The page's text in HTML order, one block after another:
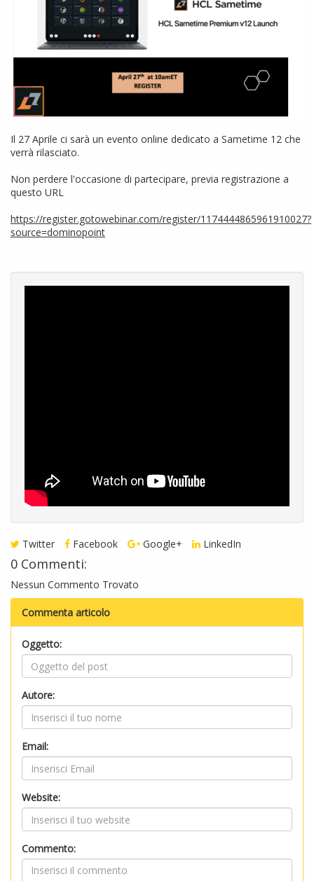
Il 27 Aprile ci sarà un evento online dedicato a Sametime 12 che
verrà rilasciato.
Non perdere l'occasione di partecipare, previa registrazione a
questo URL
https://register.gotowebinar.com/register/1174444865961910027?
source=dominopoint
Twitter Facebook Google+ LinkedIn
0 Commenti:
Nessun Commento Trovato
Commenta articolo
Oggetto:
Autore:
Email:
Website:
Commento: